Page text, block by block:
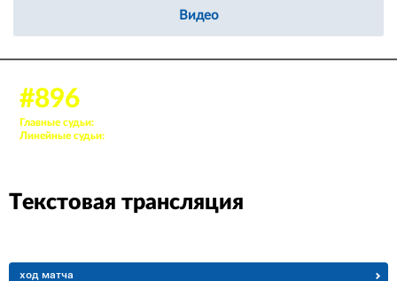
Видео
#896
Главные судьи:
Линейные судьи:
Текстовая трансляция
ход матча